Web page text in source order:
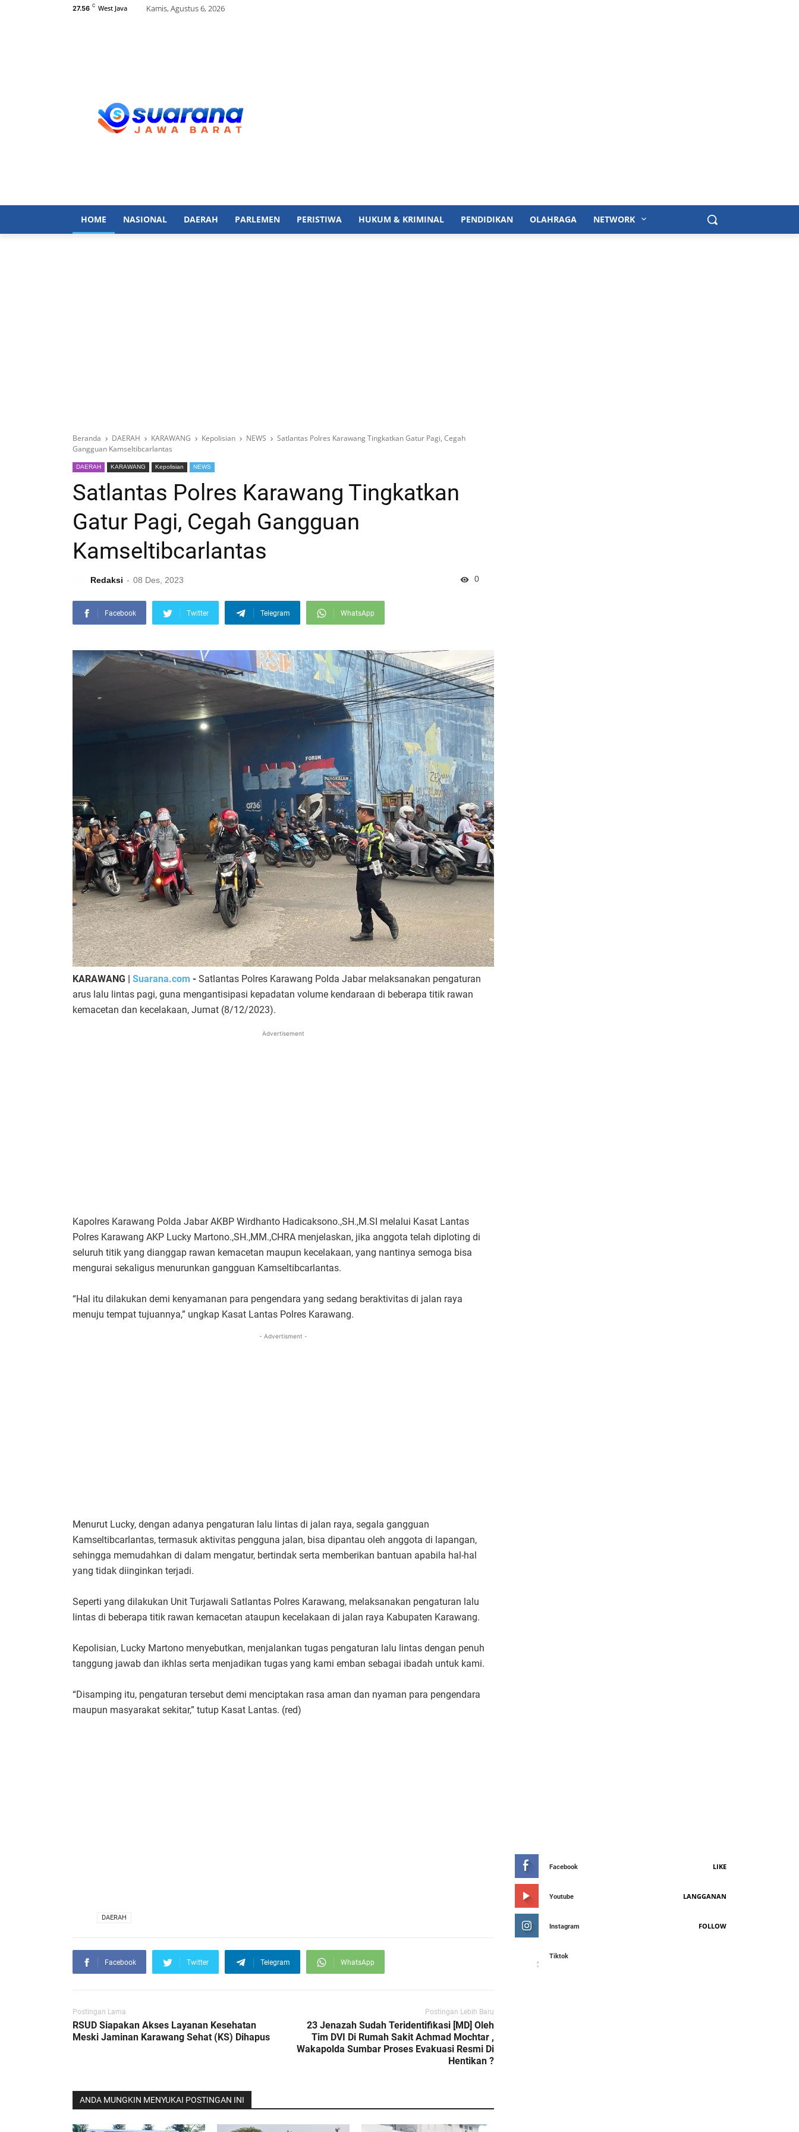
27.56 C West Java Kamis, Agustus 6, 2026
HOME NASIONAL DAERAH PARLEMEN PERISTIWA HUKUM & KRIMINAL PENDIDIKAN OLAHRAGA NETWORK
Beranda DAERAH KARAWANG Kepolisian NEWS
Satlantas Polres Karawang Tingkatkan Gatur Pagi, Cegah
Gangguan Kamseltibcarlantas
DAERAH KARAWANG Kepolisian NEWS
Satlantas Polres Karawang Tingkatkan
Gatur Pagi, Cegah Gangguan
Kamseltibcarlantas
Redaksi 08 Des, 2023 0
Facebook Twitter Telegram WhatsApp
KARAWANG | Suarana.com - Satlantas Polres Karawang Polda Jabar melaksanakan pengaturan
arus lalu lintas pagi, guna mengantisipasi kepadatan volume kendaraan di beberapa titik rawan
kemacetan dan kecelakaan, Jumat (8/12/2023).
Advertisement
Kapolres Karawang Polda Jabar AKBP Wirdhanto Hadicaksono.,SH.,M.SI melalui Kasat Lantas
Polres Karawang AKP Lucky Martono.,SH.,MM.,CHRA menjelaskan, jika anggota telah diploting di
seluruh titik yang dianggap rawan kemacetan maupun kecelakaan, yang nantinya semoga bisa
mengurai sekaligus menurunkan gangguan Kamseltibcarlantas.
“Hal itu dilakukan demi kenyamanan para pengendara yang sedang beraktivitas di jalan raya
menuju tempat tujuannya,” ungkap Kasat Lantas Polres Karawang.
- Advertisment -
Menurut Lucky, dengan adanya pengaturan lalu lintas di jalan raya, segala gangguan
Kamseltibcarlantas, termasuk aktivitas pengguna jalan, bisa dipantau oleh anggota di lapangan,
sehingga memudahkan di dalam mengatur, bertindak serta memberikan bantuan apabila hal-hal
yang tidak diinginkan terjadi.
Seperti yang dilakukan Unit Turjawali Satlantas Polres Karawang, melaksanakan pengaturan lalu
lintas di beberapa titik rawan kemacetan ataupun kecelakaan di jalan raya Kabupaten Karawang.
Kepolisian, Lucky Martono menyebutkan, menjalankan tugas pengaturan lalu lintas dengan penuh
tanggung jawab dan ikhlas serta menjadikan tugas yang kami emban sebagai ibadah untuk kami.
“Disamping itu, pengaturan tersebut demi menciptakan rasa aman dan nyaman para pengendara
maupun masyarakat sekitar,” tutup Kasat Lantas. (red)
DAERAH
Facebook Twitter Telegram WhatsApp
Postingan Lama
RSUD Siapakan Akses Layanan Kesehatan
Meski Jaminan Karawang Sehat (KS) Dihapus
Postingan Lebih Baru
23 Jenazah Sudah Teridentifikasi [MD] Oleh
Tim DVI Di Rumah Sakit Achmad Mochtar ,
Wakapolda Sumbar Proses Evakuasi Resmi Di
Hentikan ?
ANDA MUNGKIN MENYUKAI POSTINGAN INI
Facebook LIKE
Youtube LANGGANAN
Instagram FOLLOW
Tiktok